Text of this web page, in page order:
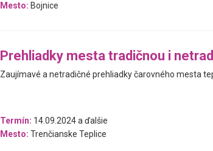
Mesto: Bojnice
Prehliadky mesta tradičnou i
Zaujímavé a netradičné prehliadky čarovného mesta
Termín: 14.09.2024 a ďalšie
Mesto: Trenčianske Teplice